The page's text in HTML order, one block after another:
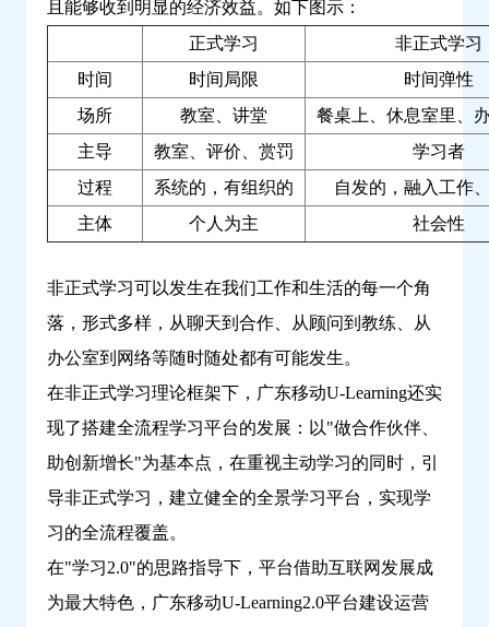
且能够收到明显的经济效益。如下图示：
正式学习
非正式学习
时间
时间局限
时间弹性
场所
教室、讲堂
餐桌上、休息室里、
主导
教室、评价、赏罚
学习者
过程
系统的，有组织的
自发的，融入工作
主体
个人为主 社会性
非正式学习可以发生在我们工作和生活的每一个角
落，形式多样，从聊天到合作、从顾问到教练、从
办公室到网络等随时随处都有可能发生。
在非正式学习理论框架下，广东移动U-Learning还实
现了搭建全流程学习平台的发展：以"做合作伙伴、
助创新增长"为基本点，在重视主动学习的同时，引
导非正式学习，建立健全的全景学习平台，实现学
习的全流程覆盖。
在"学习2.0"的思路指导下，平台借助互联网发展成
为最大特色，广东移动U-Learning2.0平台建设运营